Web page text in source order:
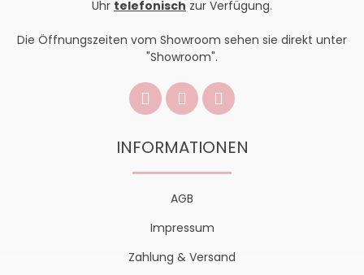
Uhr telefonisch zur Verfügung.
Die Öffnungszeiten vom Showroom sehen sie direkt unter
"Showroom".
INFORMATIONEN
AGB
Impressum
Zahlung & Versand